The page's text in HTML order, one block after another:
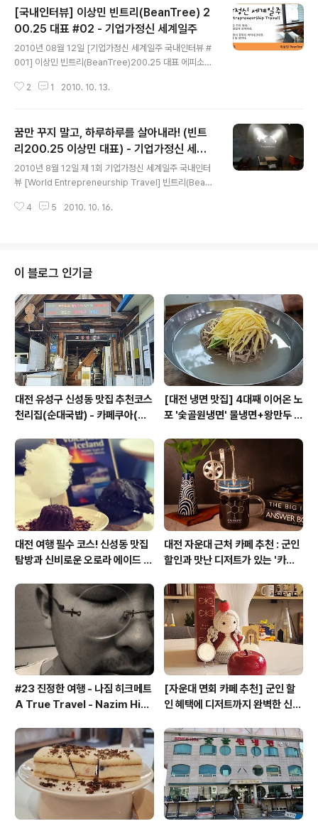
preneur)이다. (사진 1 : 기업가정신 세계일주 팀의 국내
인터뷰에 응하고 있는 이상민 대표이사) 빈트리는 공정커
피를 구입하여 직접 로스팅하고 이를 고객들에게 판매하는
카페다. Bean Tree는 누구나 쉽게 알 수 있는 의미일 것
이지만 200.25의 의미는 무엇일까? 커피 재배에 아주 적
합한 환경을 갖추고 있는 남/북위 25도..
[국내인터뷰] 이상민 빈트리(BeanTree) 2
00.25 대표 #02 - 기업가정신 세계일주
2010년 08월 12일 [기업가정신 세계일주 국내인터뷰 #
001] 이상민 빈트리(BeanTree)200.25 대표 에피소드
그는 한강 물이 차가울까? 따뜻할까? 무척 궁금했다고 한
주었던 것이다. 생(生)의 나선. 그 끝자락에서 바둥거리며
일주일에 100시간 이상 일을 해왔다. 가족을 책임지는 가
장으로서, 직원들과 직원들의 가족까지 책임지는 경영자로
서, 그는 벼랑 끝, 자신과의 싸움에서 꿋꿋하게 버티고 살아
낸 것이다. 그는 어떻게 이런 힘든 상황과 역경 속에서 살아
남았는지..... 또한 어떻게 극복하고 있고, 그 핵심은 무..
2 1 2010. 10. 13.
꿈만 꾸지 말고, 하루하루를 살아내라! (빈트
리200.25 이상민 대표) - 기업가정신 세계
일주 국내인터뷰 질의응답ver.
2010년 8월 12일 제 1회 기업가정신 세계일주 국내인터
뷰 [World Entrepreneurship Travel] 빈트리(BeanT
한 자기소개 및 사업소개를 해달라. 빈트리 200.25를 운
터뷰에 응하고 있는 이상민 대표) #빈트리200.25 창업동
기 Q 커피 전문 프랜차이즈 중에서 공정커피를 유통하는
것은 처음 듣는다. 빈트리 200.25를 창업하게 된 동기가
있다면 무엇인가? 그리고 굳이 커피에 초점을 맞춘 이유
는? 대기업 출신, 초고속 승진을 30대에 했다. ..
4 5 2010. 10. 16.
이 블로그 인기글
대전 유성구 신성동 맛집 추천코스
천리집(순대국밥) - 카페쿠아(커
[대전 냉면 맛집] 4대째 이어온 노
포 '숯골원냉면' 물냉면+왕만두 조
대전 여행 필수 코스! 신성동 맛집
탐방과 신비로운 오로라 에이드 체
대전 자운대 근처 카페 추천 : 군인
할인과 맛난 디저트가 있는 '카페
#23 진정한 여행 - 나짐 히크메트
A True Travel - Nazim Hik
[자운대 면회 카페 추천] 군인 할
인 혜택에 디저트까지 완벽한 신성